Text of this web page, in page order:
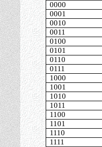
0000
0001
0010
0011
0100
0101
0110
0111
1000
1001
1010
1011
1100
1101
1110
1111